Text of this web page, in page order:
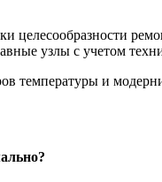
целесообразности
узлы с учетом
температуры и